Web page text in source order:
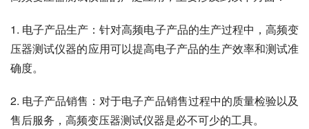
1. 电子产品生产：针对高频电子产品的生产过程中，高频变
压器测试仪器的应用可以提高电子产品的生产效率和测试准
确度。
2. 电子产品销售：对于电子产品销售过程中的质量检验以及
售后服务，高频变压器测试仪器是必不可少的工具。